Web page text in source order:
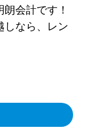
会計です！
しなら、レン